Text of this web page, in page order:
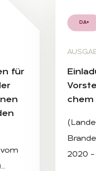
für
DA+
chem
2020